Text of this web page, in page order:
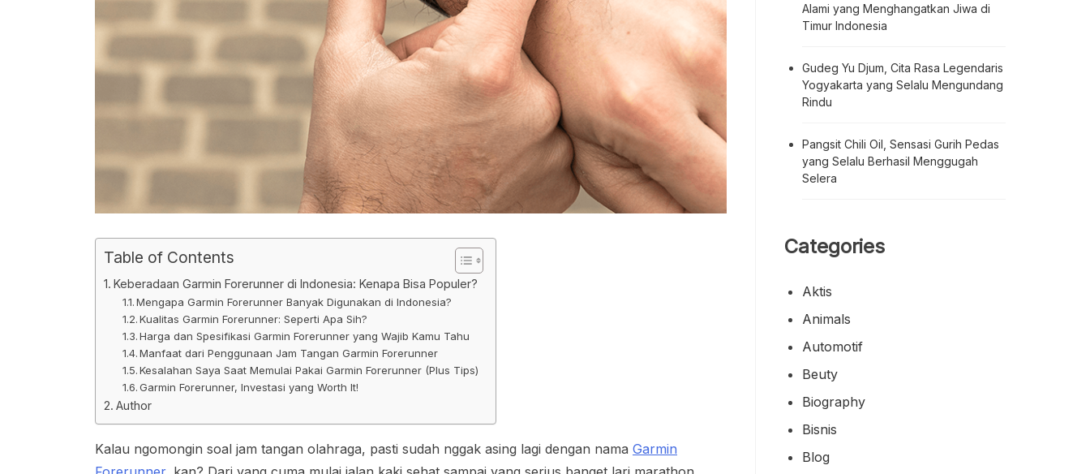
Table of Contents
Keberadaan Garmin Forerunner di Indonesia: Kenapa Bisa Populer?
Mengapa Garmin Forerunner Banyak Digunakan di Indonesia?
Kualitas Garmin Forerunner: Seperti Apa Sih?
Harga dan Spesifikasi Garmin Forerunner yang Wajib Kamu Tahu
Manfaat dari Penggunaan Jam Tangan Garmin Forerunner
Kesalahan Saya Saat Memulai Pakai Garmin Forerunner (Plus Tips)
Garmin Forerunner, Investasi yang Worth It!
Author
Kalau ngomongin soal jam tangan olahraga, pasti sudah nggak asing lagi dengan nama Garmin
Alami yang Menghangatkan Jiwa di
Timur Indonesia
Gudeg Yu Djum, Cita Rasa Legendaris
Yogyakarta yang Selalu Mengundang
Rindu
Pangsit Chili Oil, Sensasi Gurih Pedas
yang Selalu Berhasil Menggugah
Selera
Categories
Aktis
Animals
Automotif
Beuty
Biography
Bisnis
Blog